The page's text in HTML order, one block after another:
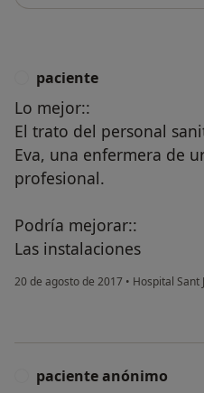
paciente
Lo mejor::
El trato del personal
Eva, una enfermera de
profesional.
Podría mejorar::
Las instalaciones
20 de agosto de 2017 • Hospital Sant
paciente anónimo